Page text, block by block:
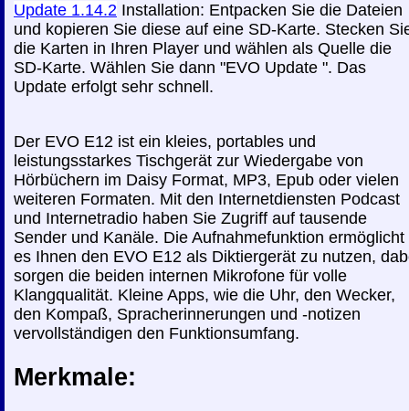
Update 1.14.2 Installation: Entpacken Sie die Dateien
und kopieren Sie diese auf eine SD-Karte. Stecken
die Karten in Ihren Player und wählen als Quelle die
SD-Karte. Wählen Sie dann "EVO Update ". Das
Update erfolgt sehr schnell.
Der EVO E12 ist ein kleies, portables und
leistungsstarkes Tischgerät zur Wiedergabe von
Hörbüchern im Daisy Format, MP3, Epub oder vielen
weiteren Formaten. Mit den Internetdiensten Podcast
und Internetradio haben Sie Zugriff auf tausende
Sender und Kanäle. Die Aufnahmefunktion ermöglicht
es Ihnen den EVO E12 als Diktiergerät zu nutzen,
sorgen die beiden internen Mikrofone für volle
Klangqualität. Kleine Apps, wie die Uhr, den Wecker,
den Kompaß, Spracherinnerungen und -notizen
vervollständigen den Funktionsumfang.
Merkmale: